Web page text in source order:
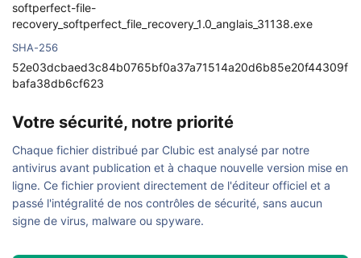
softperfect-file-
recovery_softperfect_file_recovery_1.0_anglais_31138.exe
SHA-256
52e03dcbaed3c84b0765bf0a37a71514a20d6b85e20f44309f
bafa38db6cf623
Votre sécurité, notre priorité
Chaque fichier distribué par Clubic est analysé par notre
antivirus avant publication et à chaque nouvelle version mise en
ligne. Ce fichier provient directement de l'éditeur officiel et a
passé l'intégralité de nos contrôles de sécurité, sans aucun
signe de virus, malware ou spyware.